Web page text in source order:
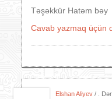
Təşəkkür Hatəm bəy
Cavab yazmaq üçün
Elshan Aliyev / .